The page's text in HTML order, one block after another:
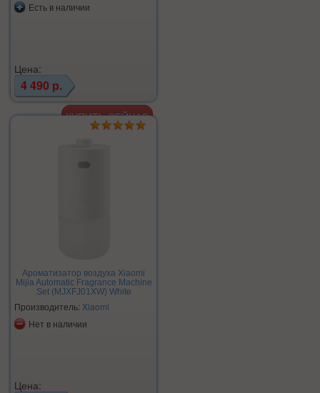
Есть в наличии
Цена:
4 490 р.
Ароматизатор воздуха Xiaomi
Mijia Automatic Fragrance Machine
Set (MJXFJ01XW) White
Производитель: Xiaomi
Нет в наличии
Цена: